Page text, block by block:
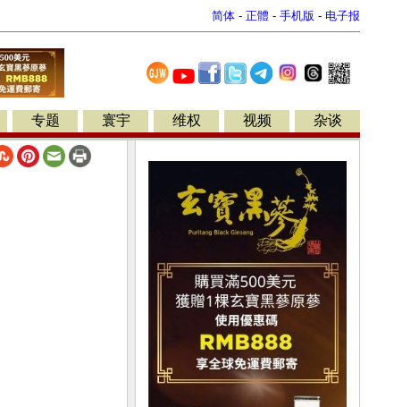
简体 - 正體 - 手机版 - 电子报
专题 寰宇 维权 视频 杂谈